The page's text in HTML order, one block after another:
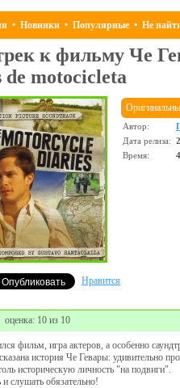
• Новинки • Популярные • Не
к фильму Че
motocicleta
Автор:
Дата релиза:
Время:
Нравится
оценка: 10 из 10
фильм, игра актеров, а особенно
история Че Гевары: удивительно
историческую личность "на подвиги".
слушать обязательно!